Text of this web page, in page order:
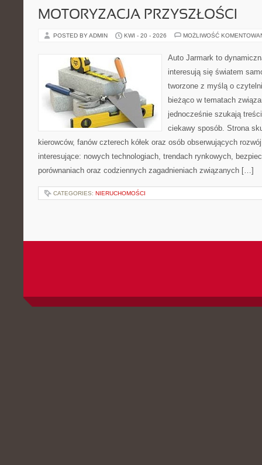
MOTORYZACJA PRZYSZŁOŚCI
POSTED BY ADMIN KWI - 20 - 2026 MOŻLIWOŚĆ
Auto Jarmark to
interesują się światem
tworzone z myślą o
bieżąco w tematach
jednocześnie szukają
ciekawy sposób. Strona
kierowców, fanów czterech kółek oraz osób obserwujących
interesujące: nowych technologiach, trendach rynkowych,
porównaniach oraz codziennych zagadnieniach związanych […]
CATEGORIES: NIERUCHOMOŚCI